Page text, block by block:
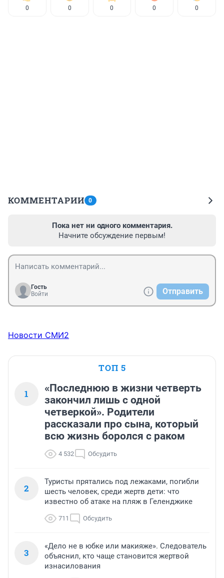
0 0 0 0 0
КОММЕНТАРИИ 0
Пока нет ни одного комментария.
Начните обсуждение первым!
Гость
Войти
Отправить
Новости СМИ2
ТОП 5
1
«Последнюю в жизни четверть
закончил лишь с одной
четверкой». Родители
рассказали про сына, который
всю жизнь боролся с раком
4 532 Обсудить
2
Туристы прятались под лежаками, погибли
шесть человек, среди жертв дети: что
известно об атаке на пляж в Геленджике
711 Обсудить
3
«Дело не в юбке или макияже». Следователь
объяснил, кто чаще становится жертвой
изнасилования